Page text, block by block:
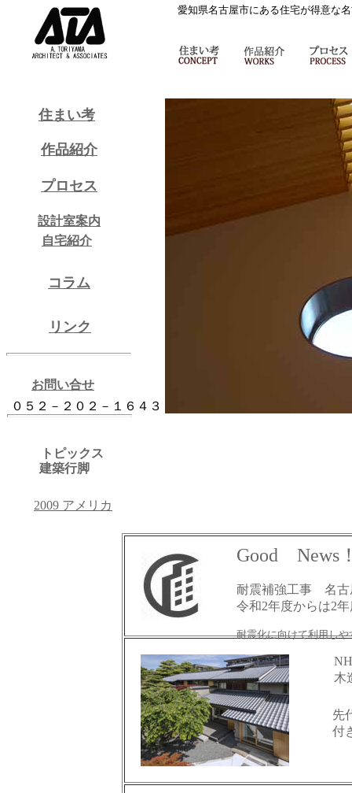
愛知県名古屋市にある住宅が得意
作品紹介
住まい考
プロセス
設計室案内
コラム
リンク
お問い合せ
建築行脚
トピックス
2009 アメリカ
０５２－２０２－１６４３
先
付
Good News
耐震補強工事 名古
令和2年度からは2
耐震化に向けて利用し
自宅紹介